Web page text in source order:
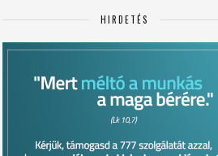
HIRDETÉS